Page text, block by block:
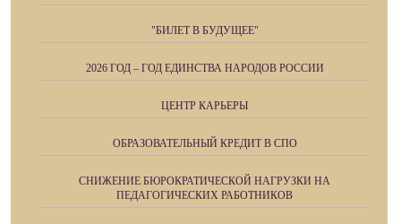
"БИЛЕТ В БУДУЩЕЕ"
2026 ГОД – ГОД ЕДИНСТВА НАРОДОВ РОССИИ
ЦЕНТР КАРЬЕРЫ
ОБРАЗОВАТЕЛЬНЫЙ КРЕДИТ В СПО
СНИЖЕНИЕ БЮРОКРАТИЧЕСКОЙ НАГРУЗКИ НА
ПЕДАГОГИЧЕСКИХ РАБОТНИКОВ